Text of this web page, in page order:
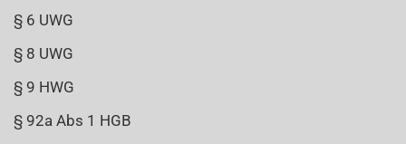
§ 6 UWG
§ 8 UWG
§ 9 HWG
§ 92a Abs 1 HGB